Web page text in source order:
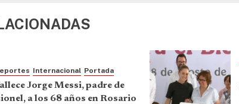
Internacional Portada
Jorge Messi, padre de
a los 68 años en Rosario